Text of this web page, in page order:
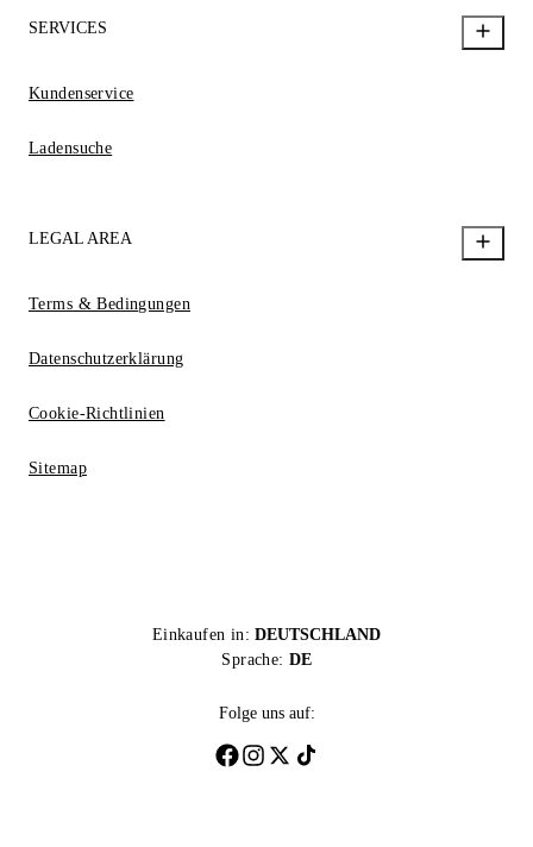
SERVICES
Kundenservice
Ladensuche
LEGAL AREA
Terms & Bedingungen
Datenschutzerklärung
Cookie-Richtlinien
Sitemap
Einkaufen in: DEUTSCHLAND
Sprache: DE
Folge uns auf: